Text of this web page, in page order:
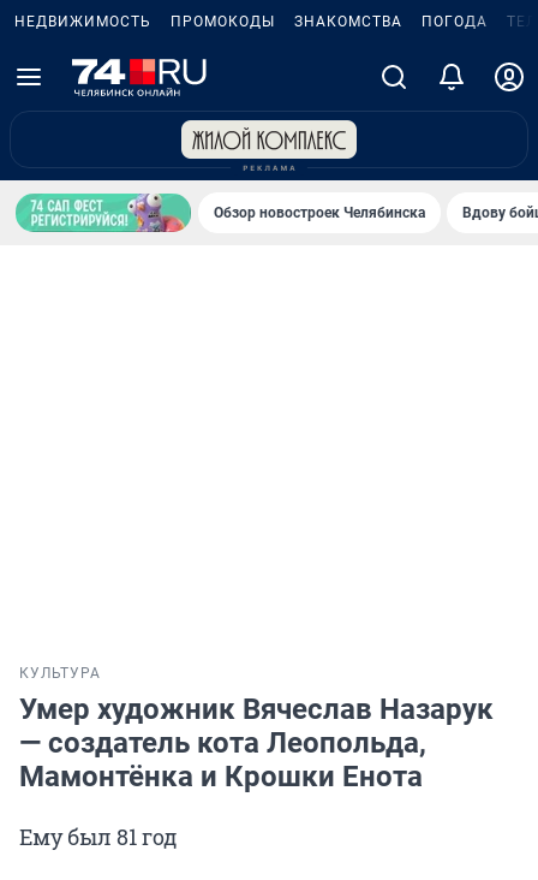
НЕДВИЖИМОСТЬ ПРОМОКОДЫ ЗНАКОМСТВА ПОГОДА
Обзор новостроек Челябинска Вдову
КУЛЬТУРА
Умер художник Вячеслав Назарук
— создатель кота Леопольда,
Мамонтёнка и Крошки Енота
Ему был 81 год